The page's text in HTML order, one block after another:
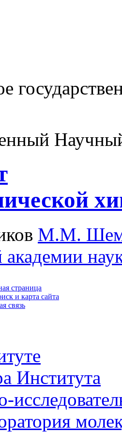
М.М.
академии
Института